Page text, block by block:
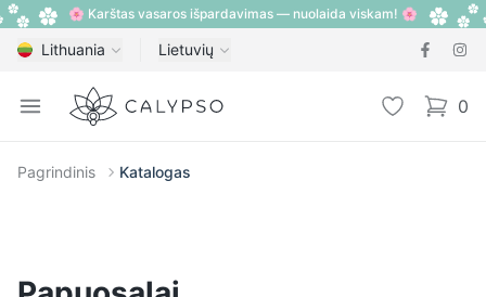
🌸 Karštas vasaros išpardavimas — nuolaida viskam! 🌸
Lithuania Lietuvių
Open menu
Calypso 0
items
Pagrindinis Katalogas